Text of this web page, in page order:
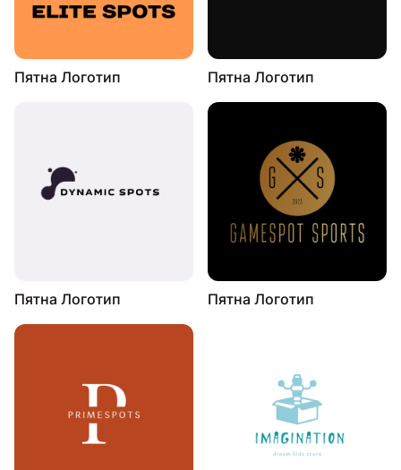
Пятна Логотип Пятна Логотип
Пятна Логотип Пятна Логотип